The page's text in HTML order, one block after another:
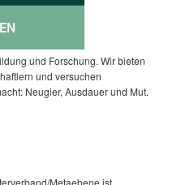
und Forschung. Wir bieten
und versuchen
Neugier, Ausdauer und Mut.